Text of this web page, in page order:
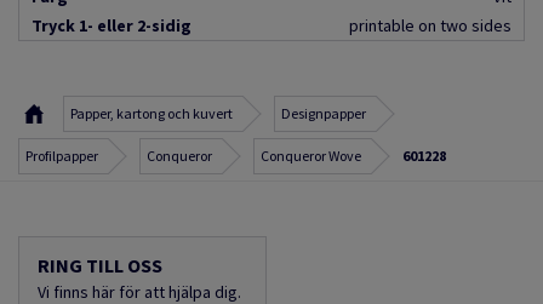
Tryck 1- eller 2-sidig
printable on two sides
Papper, kartong och kuvert Designpapper
Profilpapper Conqueror Conqueror Wove 601228
RING TILL OSS
Vi finns här för att hjälpa dig.